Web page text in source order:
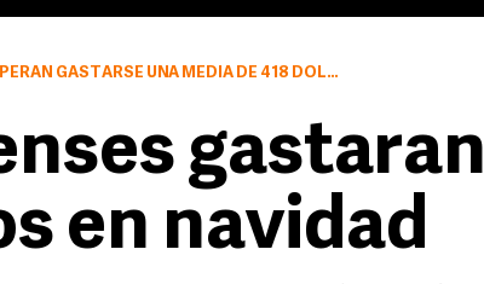
GASTARSE UNA MEDIA DE 418 DÓLARES
gastaran
en navidad